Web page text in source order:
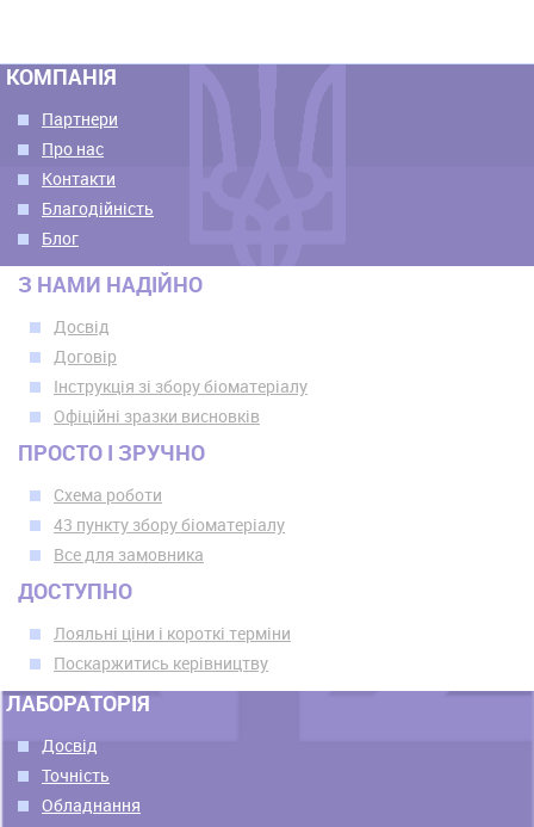
КОМПАНІЯ
Партнери
Про нас
Контакти
Благодійність
Блог
З НАМИ НАДІЙНО
Досвід
Договір
Інструкція зі збору біоматеріалу
Офіційні зразки висновків
ПРОСТО І ЗРУЧНО
Схема роботи
43 пункту збору біоматеріалу
Все для замовника
ДОСТУПНО
Лояльні ціни і короткі терміни
Поскаржитись керівництву
ЛАБОРАТОРІЯ
Досвід
Точність
Обладнання